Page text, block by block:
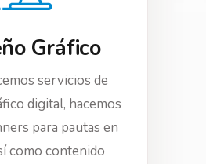
Gráfico
servicios de
digital, hacemos
para pautas en
como contenido